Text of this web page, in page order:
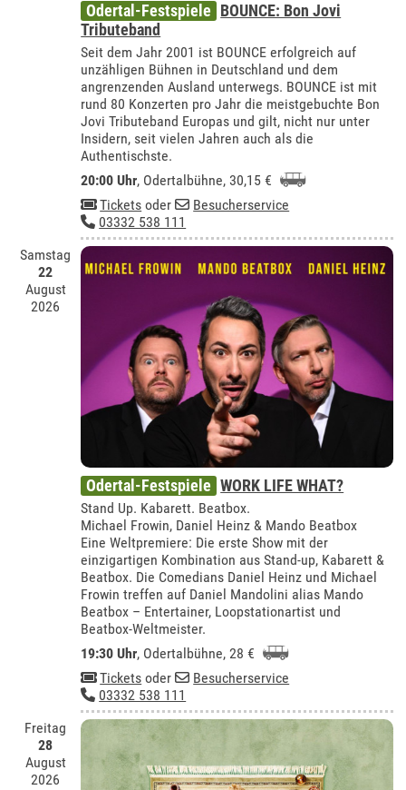
Odertal-Festspiele BOUNCE: Bon Jovi
Tributeband
Seit dem Jahr 2001 ist BOUNCE erfolgreich auf
unzähligen Bühnen in Deutschland und dem
angrenzenden Ausland unterwegs. BOUNCE ist mit
rund 80 Konzerten pro Jahr die meistgebuchte Bon
Jovi Tributeband Europas und gilt, nicht nur unter
Insidern, seit vielen Jahren auch als die
Authentischste.
20:00 Uhr, Odertalbühne, 30,15 €
Tickets oder
Besucherservice
03332 538 111
Samstag
22
August
2026
Odertal-Festspiele WORK LIFE WHAT?
Stand Up. Kabarett. Beatbox.
Michael Frowin, Daniel Heinz & Mando Beatbox
Eine Weltpremiere: Die erste Show mit der
einzigartigen Kombination aus Stand-up, Kabarett &
Beatbox. Die Comedians Daniel Heinz und Michael
Frowin treffen auf Daniel Mandolini alias Mando
Beatbox – Entertainer, Loopstationartist und
Beatbox-Weltmeister.
19:30 Uhr, Odertalbühne, 28 €
Tickets oder
Besucherservice
03332 538 111
Freitag
28
August
2026